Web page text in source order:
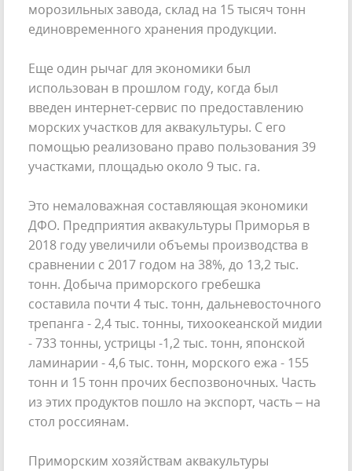
морозильных завода, склад на 15 тысяч тонн
единовременного хранения продукции.
Еще один рычаг для экономики был
использован в прошлом году, когда был
введен интернет-сервис по предоставлению
морских участков для аквакультуры. С его
помощью реализовано право пользования 39
участками, площадью около 9 тыс. га.
Это немаловажная составляющая экономики
ДФО. Предприятия аквакультуры Приморья в
2018 году увеличили объемы производства в
сравнении с 2017 годом на 38%, до 13,2 тыс.
тонн. Добыча приморского гребешка
составила почти 4 тыс. тонн, дальневосточного
трепанга - 2,4 тыс. тонны, тихоокеанской мидии
- 733 тонны, устрицы -1,2 тыс. тонн, японской
ламинарии - 4,6 тыс. тонн, морского ежа - 155
тонн и 15 тонн прочих беспозвоночных. Часть
из этих продуктов пошло на экспорт, часть – на
стол россиянам.
Приморским хозяйствам аквакультуры